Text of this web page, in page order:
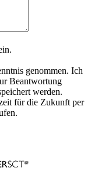
genommen. Ich
Beantwortung
werden.
für die Zukunft per